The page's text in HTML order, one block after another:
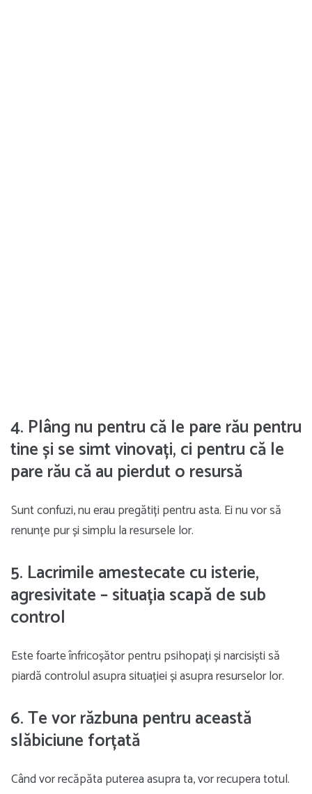
4. Plâng nu pentru că le pare rău pentru
tine și se simt vinovați, ci pentru că le
pare rău că au pierdut o resursă
Sunt confuzi, nu erau pregătiți pentru asta. Ei nu vor să
renunțe pur și simplu la resursele lor.
5. Lacrimile amestecate cu isterie,
agresivitate – situația scapă de sub
control
Este foarte înfricoșător pentru psihopați și narcisiști ​​să
piardă controlul asupra situației și asupra resurselor lor.
6. Te vor răzbuna pentru această
slăbiciune forțată
Când vor recăpăta puterea asupra ta, vor recupera totul.